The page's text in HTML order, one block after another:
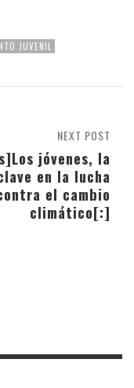
JUVENIL
NEXT POST
jóvenes, la
en la lucha
el cambio
climático[:]